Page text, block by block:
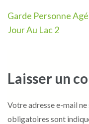
Navigation
de
Garde Personne
Jour Au Lac 2
Laisser un
Votre adresse e-mail
obligatoires sont